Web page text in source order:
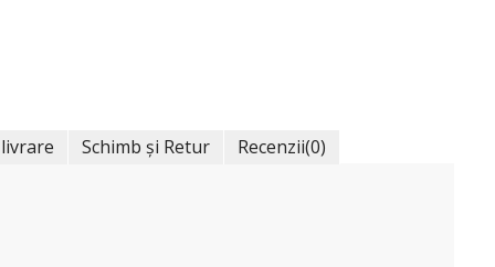
Schimb și Retur Recenzii(0)